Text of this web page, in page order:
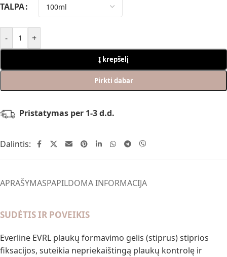
TALPA
- +
Į krepšelį
Pirkti dabar
Pristatymas per 1-3 d.d.
Dalintis:
APRAŠYMASPAPILDOMA INFORMACIJA
SUDĖTIS IR POVEIKIS
Everline EVRL plaukų formavimo gelis (stiprus) stiprios
fiksacijos, suteikia nepriekaištingą plaukų kontrolę ir